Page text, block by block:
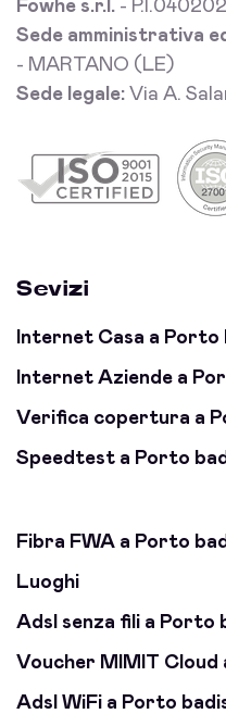
Fowhe s.r.l. -
Sede amministrativa
- MARTANO (LE)
Sede legale: Via A.
Sevizi
Internet Casa a Porto
Internet Aziende a
Verifica copertura a
Speedtest a Porto
Fibra FWA a Porto
Luoghi
Adsl senza fili a Porto
Voucher MIMIT Cloud
Adsl WiFi a Porto